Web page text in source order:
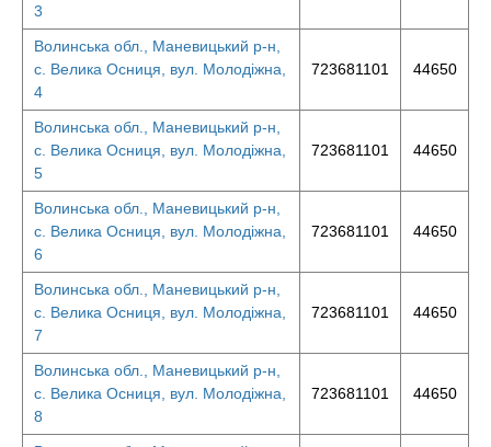
3
Волинська обл., Маневицький р-н,
с. Велика Осниця, вул. Молодіжна,
4
723681101 44650
Волинська обл., Маневицький р-н,
с. Велика Осниця, вул. Молодіжна,
5
723681101 44650
Волинська обл., Маневицький р-н,
с. Велика Осниця, вул. Молодіжна,
6
723681101 44650
Волинська обл., Маневицький р-н,
с. Велика Осниця, вул. Молодіжна,
7
723681101 44650
Волинська обл., Маневицький р-н,
с. Велика Осниця, вул. Молодіжна,
8
723681101 44650